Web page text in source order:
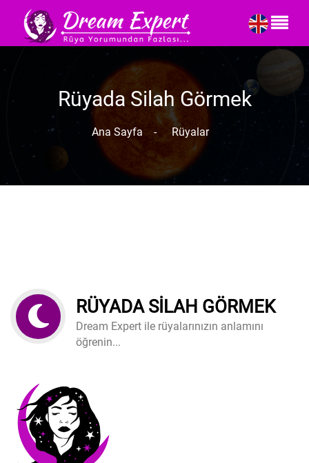
Rüyada Silah Görmek
Ana Sayfa - Rüyalar
RÜYADA SILAH GÖRMEK
Dream Expert ile rüyalarınızın anlamını
öğrenin...